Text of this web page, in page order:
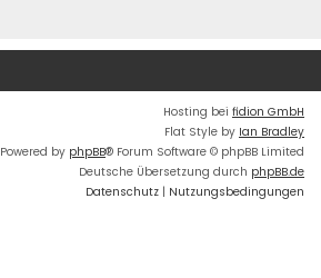
Hosting bei fidion GmbH
Flat Style by Ian Bradley
Powered by phpBB® Forum Software © phpBB Limited
Deutsche Übersetzung durch phpBB.de
Datenschutz | Nutzungsbedingungen